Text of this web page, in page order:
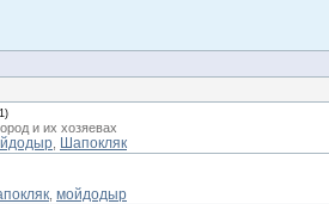
и их хозяевах
Шапокляк
мойдодыр